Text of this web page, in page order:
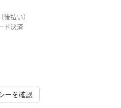
払い）
ド決済
ーを確認